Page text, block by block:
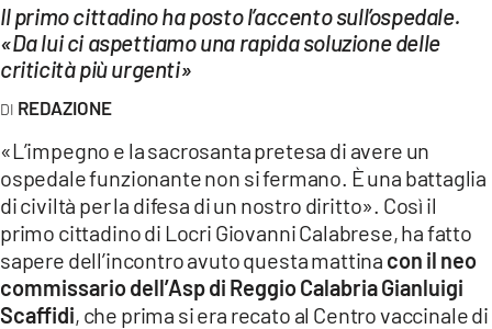
LAC TV
LAC NETWORK
LAC ONAIR
Network
LACPLAY.IT
LACTV.IT
LACONAIR.IT
Il primo cittadino ha posto l’accento sull’ospedale.
«Da lui ci aspettiamo una rapida soluzione delle
criticità più urgenti»
REDAZIONE
«L’impegno e la sacrosanta pretesa di avere un
ospedale funzionante non si fermano. È una battaglia
di civiltà per la difesa di un nostro diritto». Così il
primo cittadino di Locri Giovanni Calabrese, ha fatto
sapere dell’incontro avuto questa mattina con il neo
commissario dell’Asp di Reggio Calabria Gianluigi
Scaffidi, che prima si era recato al Centro vaccinale di